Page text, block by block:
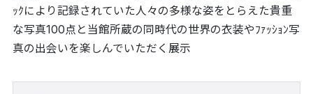
ｯｸにより記録されていた人々の多様な姿をとらえた貴重
な写真100点と当館所蔵の同時代の世界の衣装やﾌｧｯｼｮﾝ写
真の出会いを楽しんでいただく展示